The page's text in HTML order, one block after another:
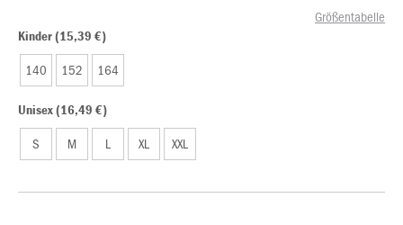
Größentabelle
Kinder (15,39 €)
140 152 164
Unisex (16,49 €)
S M L XL XXL